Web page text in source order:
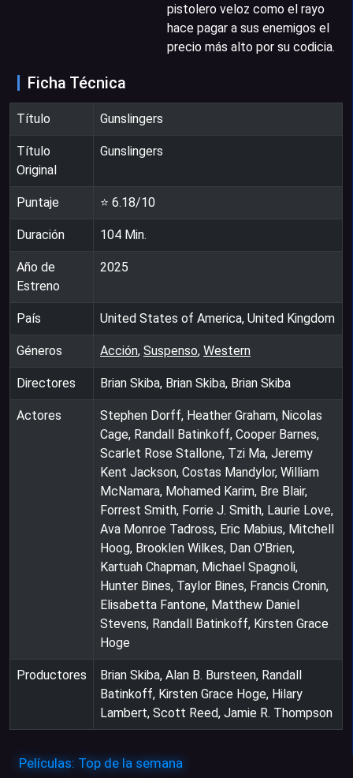
pistolero veloz como el rayo
hace pagar a sus enemigos el
precio más alto por su codicia.
Ficha Técnica
Título Gunslingers
Título
Original
Gunslingers
Puntaje ⭐ 6.18/10
Duración 104 Min.
Año de
Estreno
2025
País United States of America, United Kingdom
Géneros Acción, Suspenso, Western
Directores Brian Skiba, Brian Skiba, Brian Skiba
Actores
Stephen Dorff, Heather Graham, Nicolas
Cage, Randall Batinkoff, Cooper Barnes,
Scarlet Rose Stallone, Tzi Ma, Jeremy
Kent Jackson, Costas Mandylor, William
McNamara, Mohamed Karim, Bre Blair,
Forrest Smith, Forrie J. Smith, Laurie Love,
Ava Monroe Tadross, Eric Mabius, Mitchell
Hoog, Brooklen Wilkes, Dan O'Brien,
Kartuah Chapman, Michael Spagnoli,
Hunter Bines, Taylor Bines, Francis Cronin,
Elisabetta Fantone, Matthew Daniel
Stevens, Randall Batinkoff, Kirsten Grace
Hoge
Productores
Brian Skiba, Alan B. Bursteen, Randall
Batinkoff, Kirsten Grace Hoge, Hilary
Lambert, Scott Reed, Jamie R. Thompson
Películas: Top de la semana